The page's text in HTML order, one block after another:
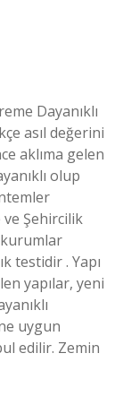
Dayanıklı
asıl değerini
aklıma gelen
olup
ve Şehircilik
kurumlar
testidir . Yapı
yapılar, yeni
uygun
edilir. Zemin